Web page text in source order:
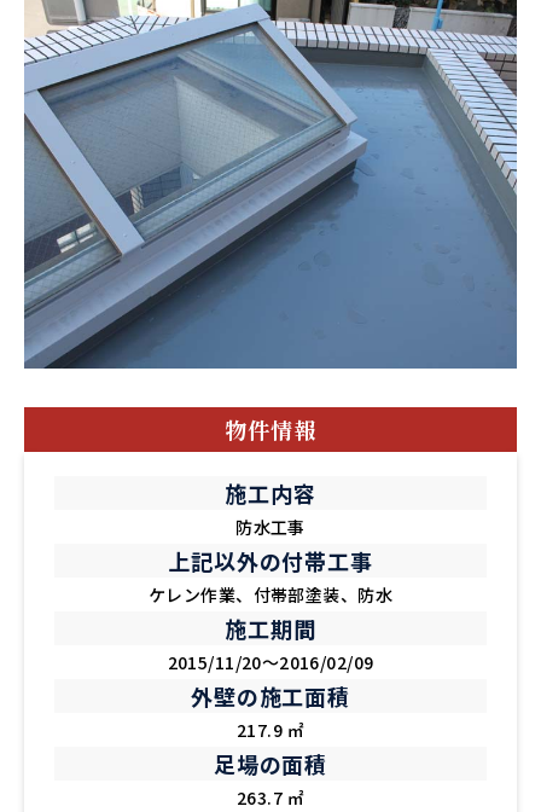
物件情報
施工内容
防水工事
上記以外の付帯工事
ケレン作業、付帯部塗装、防水
施工期間
2015/11/20～2016/02/09
外壁の施工面積
217.9 ㎡
足場の面積
263.7 ㎡